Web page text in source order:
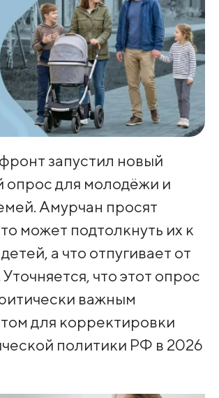
запустил новый
опрос для молодёжи и
Амурчан просят
может подтолкнуть их к
а что отпугивает от
Уточняется, что этот опрос
важным
для корректировки
политики РФ в 2026